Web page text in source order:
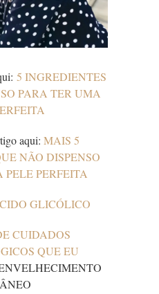
5 INGREDIENTES
PARA TER UMA
aqui: MAIS 5
NÃO DISPENSO
PERFEITA
GLICÓLICO
CUIDADOS
QUE EU